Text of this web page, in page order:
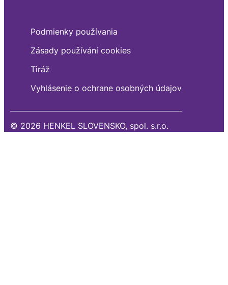
Podmienky používania
Zásady používání cookies
Tiráž
Vyhlásenie o ochrane osobných údajov
© 2026 HENKEL SLOVENSKO, spol. s.r.o.